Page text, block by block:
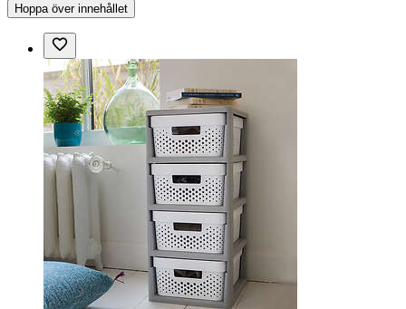
Hoppa över innehållet